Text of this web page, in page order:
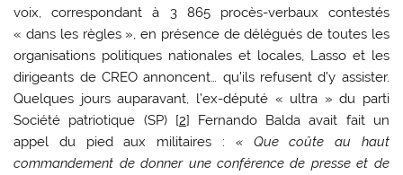
voix, correspondant à 3 865 procès-verbaux contestés
« dans les règles », en présence de délégués de toutes les
organisations politiques nationales et locales, Lasso et les
dirigeants de CREO annoncent… qu’ils refusent d’y assister.
Quelques jours auparavant, l’ex-député « ultra » du parti
Société patriotique (SP) [2] Fernando Balda avait fait un
appel du pied aux militaires : « Que coûte au haut
commandement de donner une conférence de presse et de